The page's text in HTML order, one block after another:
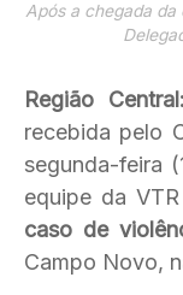
Após a chegada
Região Central:
recebida pelo
segunda-feira
equipe da
caso de
Campo Novo,